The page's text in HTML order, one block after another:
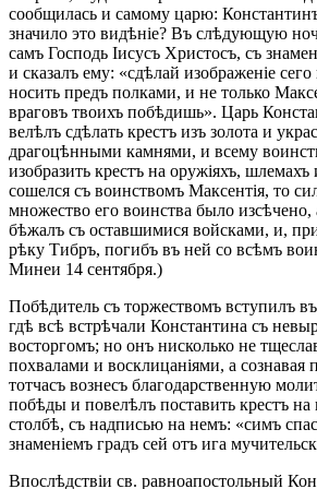
сообщилась и самому царю:
значило это видѣніе? Въ слѣдующую
самъ Господь Іисусъ Христосъ, съ
и сказалъ ему: «сдѣлай изображеніе
носить предъ полками, и не только
враговъ твоихъ побѣдишь». Царь
велѣлъ сдѣлать крестъ изъ золота и
драгоцѣнными камнями, и всему
изобразить крестъ на оружіяхъ,
сошелся съ воинствомъ Максентія, то
множество его воинства было изсѣчено,
бѣжалъ съ оставшимися войсками, и,
рѣку Тибръ, погибъ въ ней со всѣмъ
Минеи 14 сентября.)
Побѣдитель съ торжествомъ вступилъ
гдѣ всѣ встрѣчали Константина съ
восторгомъ; но онъ нисколько не
похвалами и восклицаніями, а
тотчасъ вознесъ благодарственную
побѣды и повелѣлъ поставить крестъ
столбѣ, съ надписью на немъ: «симъ
знаменіемъ градъ сей отъ ига
Впослѣдствіи св. равноапостольный